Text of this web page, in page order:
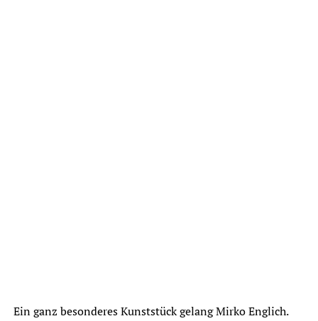
Ein ganz besonderes Kunststück gelang Mirko Englich.